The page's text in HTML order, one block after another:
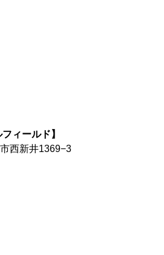
ィールド】
西新井1369−3